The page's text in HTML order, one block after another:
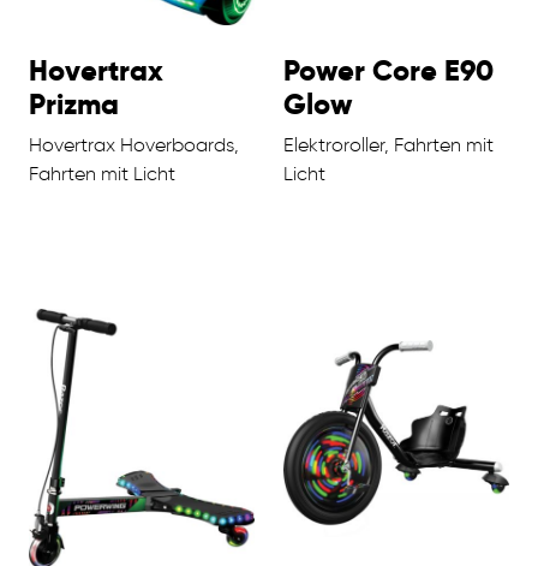
Hovertrax
Prizma
Hovertrax Hoverboards,
Fahrten mit Licht
Power Core E90
Glow
Elektroroller, Fahrten mit
Licht